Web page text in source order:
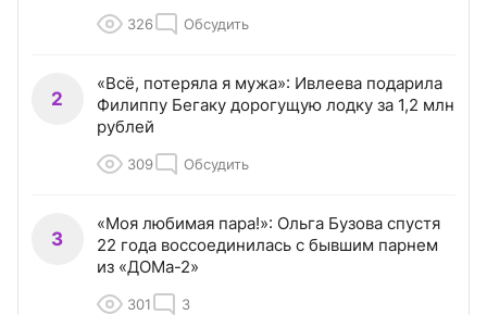
326 Обсудить
2
«Всё, потеряла я мужа»: Ивлеева подарила
Филиппу Бегаку дорогущую лодку за 1,2 млн
рублей
309 Обсудить
3
«Моя любимая пара!»: Ольга Бузова спустя
22 года воссоединилась с бывшим парнем
из «ДОМа-2»
301 3